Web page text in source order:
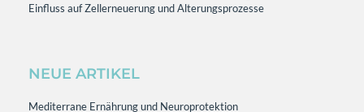
Einfluss auf Zellerneuerung und Alterungsprozesse
NEUE ARTIKEL
Mediterrane Ernährung und Neuroprotektion